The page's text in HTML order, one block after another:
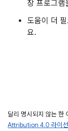
장 프로그램
도움이 더
요.
달리 명시되지 않는 한
Attribution 4.0 라이